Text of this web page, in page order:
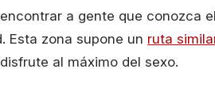
a gente que conozca el
Esta zona supone un ruta
al máximo del sexo.